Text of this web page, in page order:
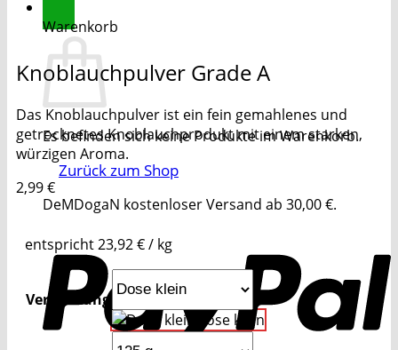
Warenkorb
Es befinden sich keine Produkte im Warenkorb.
Zurück zum Shop
DeMDogaN kostenloser Versand ab 30,00 €.
Knoblauchpulver Grade A
Das Knoblauchpulver ist ein fein gemahlenes und
getrocknetes Knoblauchprodukt mit einem starken,
würzigen Aroma.
2,99€
entspricht23,92€/ kg
Verpackung
Dose klein